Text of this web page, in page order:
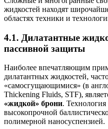
жидкостей находят
областях техники и
4.1. Дилатантные
пассивной защиты
Наиболее впечатляющим
дилатантных жидкостей,
«самосгущающимися» (в
Thickening Fluids, STF),
«жидкой» брони. Технология
высокопрочной
полимерной наносуспензией.